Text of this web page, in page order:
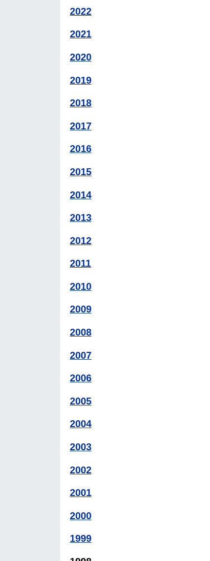
2022
2021
2020
2019
2018
2017
2016
2015
2014
2013
2012
2011
2010
2009
2008
2007
2006
2005
2004
2003
2002
2001
2000
1999